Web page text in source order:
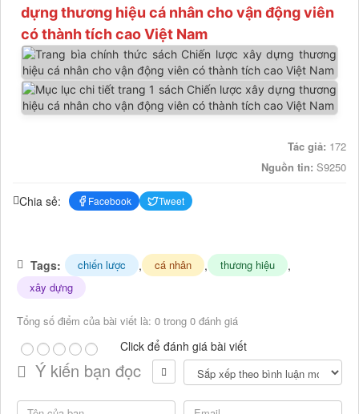
dựng thương hiệu cá nhân cho vận động viên
có thành tích cao Việt Nam
Tác giả: 172
Nguồn tin: S9250
Chia sẻ: Facebook Tweet
Tags: chiến lược , cá nhân , thương hiệu ,
xây dựng
Tổng số điểm của bài viết là: 0 trong 0 đánh giá
Click để đánh giá bài viết
Ý kiến bạn đọc